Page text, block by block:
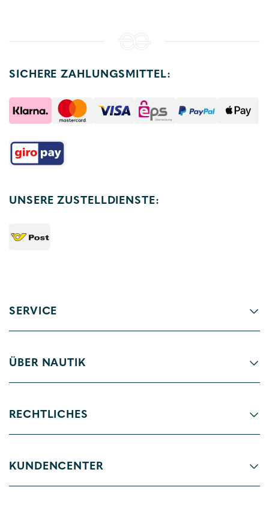
SICHERE ZAHLUNGSMITTEL:
UNSERE ZUSTELLDIENSTE:
SERVICE
ÜBER NAUTIK
RECHTLICHES
KUNDENCENTER